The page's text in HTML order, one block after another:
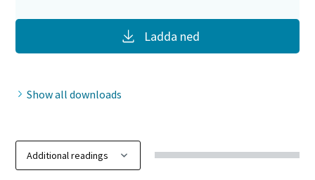
Ladda ned
Show all downloads